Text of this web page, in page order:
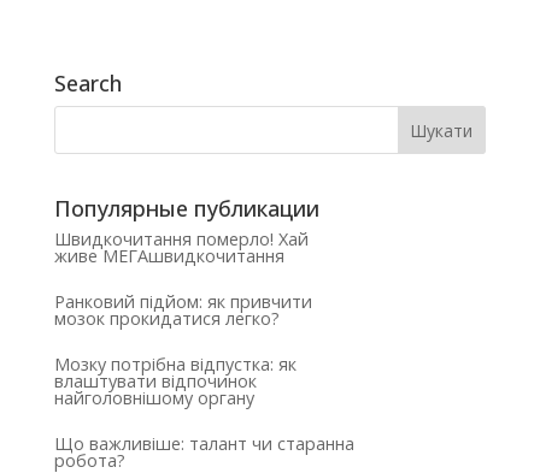
Search
Популярные публикации
Швидкочитання померло! Хай
живе МЕГАшвидкочитання
Ранковий підйом: як привчити
мозок прокидатися легко?
Мозку потрібна відпустка: як
влаштувати відпочинок
найголовнішому органу
Що важливіше: талант чи старанна
робота?